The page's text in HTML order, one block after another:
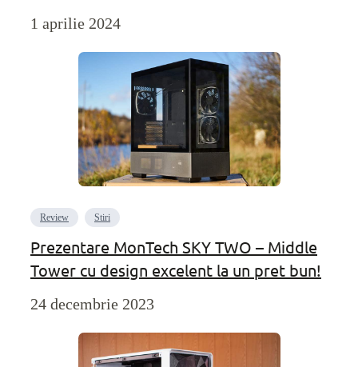
1 aprilie 2024
Review Stiri
Prezentare MonTech SKY TWO – Middle
Tower cu design excelent la un pret bun!
24 decembrie 2023